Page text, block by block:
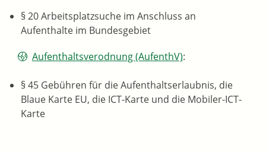
§ 20 Arbeitsplatzsuche im Anschluss an
Aufenthalte im Bundesgebiet
Aufenthaltsverodnung (AufenthV):
§ 45 Gebühren für die Aufenthaltserlaubnis, die
Blaue Karte EU, die ICT-Karte und die Mobiler-ICT-
Karte